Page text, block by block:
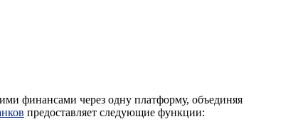
финансами через одну платформу, объединяя
предоставляет следующие функции: